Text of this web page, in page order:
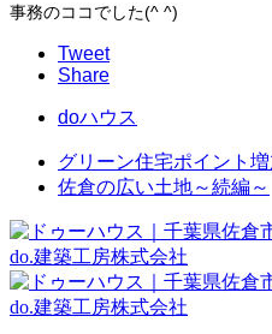
事務のココでした(^ ^)
Tweet
Share
doハウス
グリーン住宅ポイント増
佐倉の広い土地～続編～